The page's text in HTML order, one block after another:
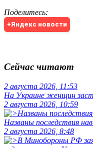
Поделитесь:
+Яндекс новости
Сейчас читают
2 августа 2026, 11:53
На Украине женщин
2 августа 2026, 10:59
Названы последствия
2 августа 2026, 8:48